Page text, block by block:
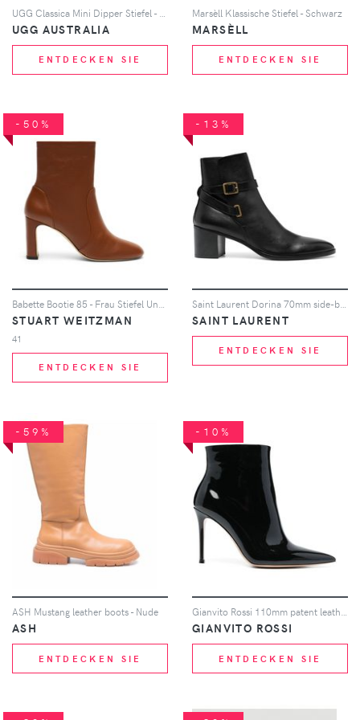
UGG AUSTRALIA
ENTDECKEN SIE
Marsèll Klassische Stiefel - Schwarz
MARSÈLL
ENTDECKEN SIE
-50%
STUART WEITZMAN
41
ENTDECKEN SIE
-13%
SAINT LAURENT
ENTDECKEN SIE
-59%
ASH Mustang leather boots - Nude
ASH
ENTDECKEN SIE
-10%
GIANVITO ROSSI
ENTDECKEN SIE